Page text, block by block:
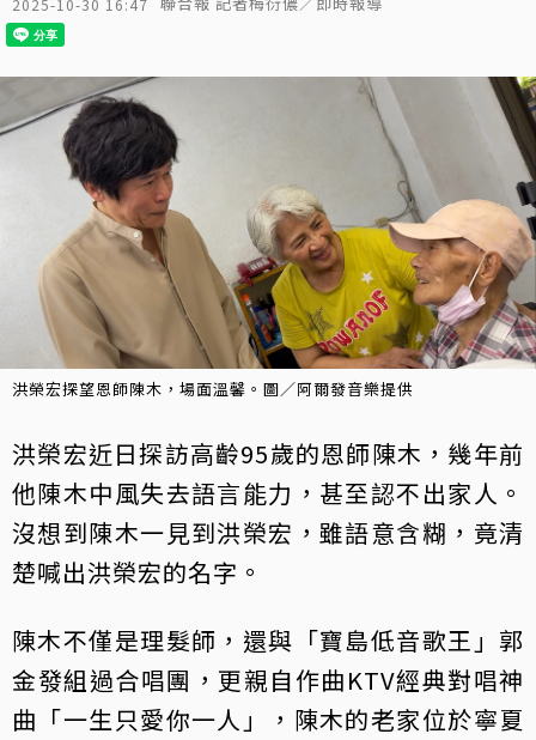
洪榮宏探望恩師陳木，場面溫馨。圖／阿爾發音樂提供
洪榮宏近日探訪高齡95歲的恩師陳木，幾年前
他陳木中風失去語言能力，甚至認不出家人。
沒想到陳木一見到洪榮宏，雖語意含糊，竟清
楚喊出洪榮宏的名字。
陳木不僅是理髮師，還與「寶島低音歌王」郭
金發組過合唱團，更親自作曲KTV經典對唱神
曲「一生只愛你一人」，陳木的老家位於寧夏